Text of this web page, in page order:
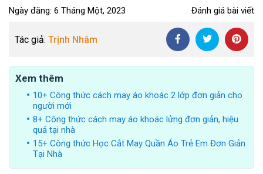
dễ
mới
Ngày đăng: 6 Tháng Một, 2023 Đánh giá bài viết
Tác giả: Trịnh Nhâm
Xem thêm
10+ Công thức cách may áo khoác 2 lớp đơn giản cho
người mới
8+ Công thức cách may áo khoác lửng đơn giản, hiệu
quả tại nhà
15+ Công thức Học Cắt May Quần Áo Trẻ Em Đơn Giản
Tại Nhà